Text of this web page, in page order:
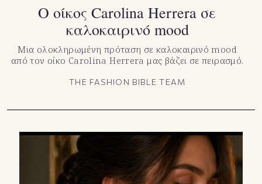
Ο οίκος Carolina Herrera σε
καλοκαιρινό mood
Μια ολοκληρωμένη πρόταση σε καλοκαιρινό mood
από τον οίκο Carolina Herrera μας βάζει σε πειρασμό.
THE FASHION BIBLE TEAM